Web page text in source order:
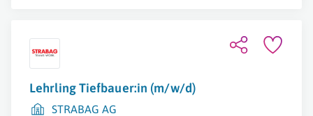
Lehrling Tiefbauer:in (m/w/d)
STRABAG AG